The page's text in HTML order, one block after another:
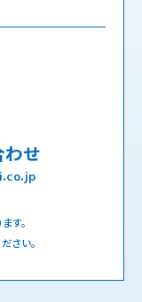
せ
す。
さい。